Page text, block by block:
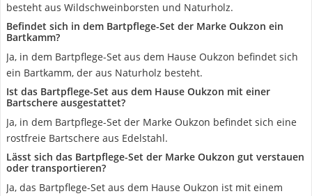
besteht aus Wildschweinborsten und Naturholz.
Befindet sich in dem Bartpflege-Set der Marke Oukzon ein
Bartkamm?
Ja, in dem Bartpflege-Set aus dem Hause Oukzon befindet sich
ein Bartkamm, der aus Naturholz besteht.
Ist das Bartpflege-Set aus dem Hause Oukzon mit einer
Bartschere ausgestattet?
Ja, in dem Bartpflege-Set der Marke Oukzon befindet sich eine
rostfreie Bartschere aus Edelstahl.
Lässt sich das Bartpflege-Set der Marke Oukzon gut verstauen
oder transportieren?
Ja, das Bartpflege-Set aus dem Hause Oukzon ist mit einem